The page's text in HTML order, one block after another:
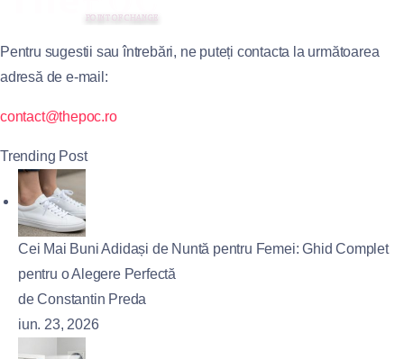
Pentru sugestii sau întrebări, ne puteți contacta la următoarea
adresă de e-mail:
contact@thepoc.ro
Trending Post
Cei Mai Buni Adidași de Nuntă pentru Femei: Ghid Complet
pentru o Alegere Perfectă
de Constantin Preda
iun. 23, 2026